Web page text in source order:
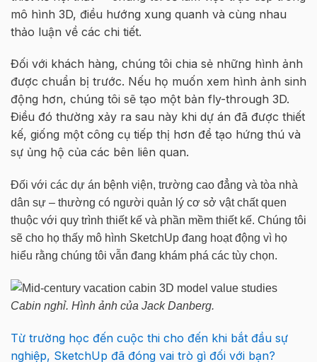
mô hình 3D, điều hướng xung quanh và cùng nhau
thảo luận về các chi tiết.
Đối với khách hàng, chúng tôi chia sẻ những hình ảnh
được chuẩn bị trước. Nếu họ muốn xem hình ảnh sinh
động hơn, chúng tôi sẽ tạo một bản fly-through 3D.
Điều đó thường xảy ra sau này khi dự án đã được thiết
kế, giống một công cụ tiếp thị hơn để tạo hứng thú và
sự ủng hộ của các bên liên quan.
Đối với các dự án bệnh viện, trường cao đẳng và tòa nhà
dân sự – thường có người quản lý cơ sở vật chất quen
thuộc với quy trình thiết kế và phần mềm thiết kế. Chúng tôi
sẽ cho họ thấy mô hình SketchUp đang hoạt động vì họ
hiểu rằng chúng tôi vẫn đang khám phá các tùy chọn.
Cabin nghỉ. Hình ảnh của Jack Danberg.
Từ trường học đến cuộc thi cho đến khi bắt đầu sự
nghiệp, SketchUp đã đóng vai trò gì đối với bạn?